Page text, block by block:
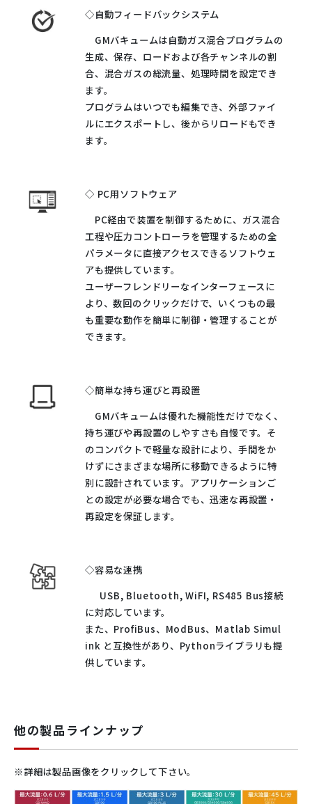
◇自動フィードバックシステム
GMバキュームは自動ガス混合プログラムの
生成、保存、ロードおよび各チャンネルの割
合、混合ガスの総流量、処理時間を設定でき
ます。
プログラムはいつでも編集でき、外部ファイ
ルにエクスポートし、後からリロードもでき
ます。
◇ PC用ソフトウェア
PC経由で装置を制御するために、ガス混合
工程や圧力コントローラを管理するための全
パラメータに直接アクセスできるソフトウェ
アも提供しています。
ユーザーフレンドリーなインターフェースに
より、数回のクリックだけで、いくつもの最
も重要な動作を簡単に制御・管理することが
できます。
◇簡単な持ち運びと再設置
GMバキュームは優れた機能性だけでなく、
持ち運びや再設置のしやすさも自慢です。そ
のコンパクトで軽量な設計により、手間をか
けずにさまざまな場所に移動できるように特
別に設計されています。アプリケーションご
との設定が必要な場合でも、迅速な再設置・
再設定を保証します。
◇容易な連携
USB, Bluetooth, WiFI, RS485 Bus接続
に対応しています。
また、ProfiBus、ModBus、Matlab Simul
ink と互換性があり、Pythonライブラリも提
供しています。
他の製品ラインナップ
※詳細は製品画像をクリックして下さい。